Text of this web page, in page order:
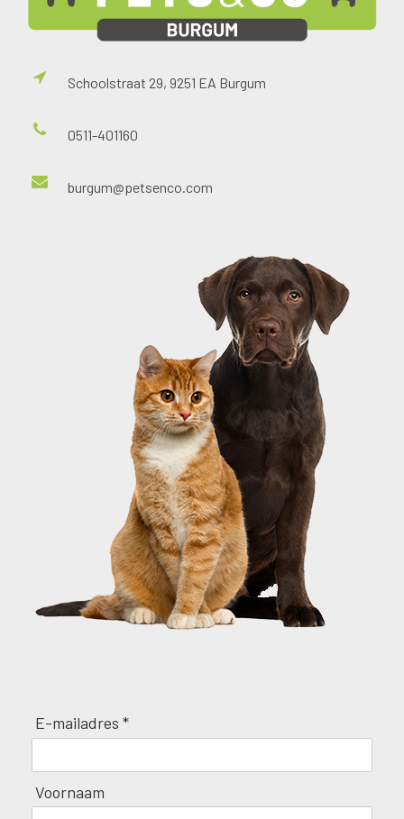
Schoolstraat 29, 9251 EA Burgum
0511-401160
burgum@petsenco.com
E-mailadres *
Voornaam